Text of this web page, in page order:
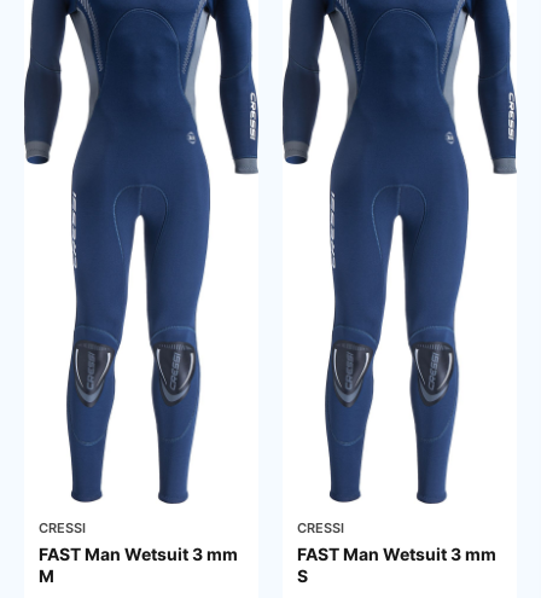
CRESSI
FAST Man Wetsuit 3 mm
M
CRESSI
FAST Man Wetsuit 3 mm
S